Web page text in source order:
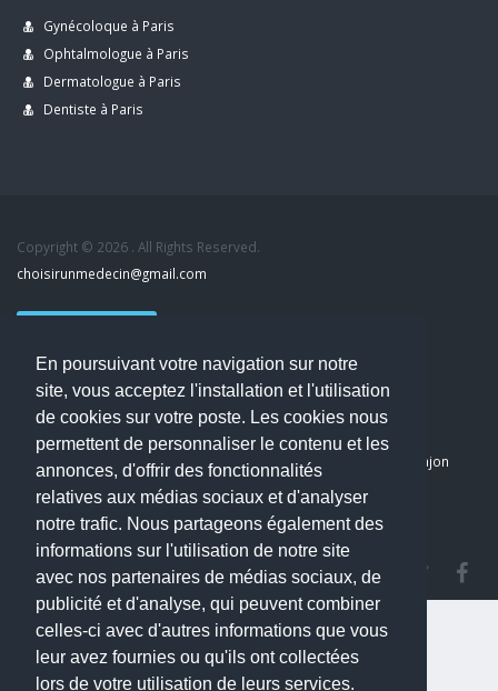
En poursuivant votre navigation sur notre
site, vous acceptez l'installation et l'utilisation
de cookies sur votre poste. Les cookies nous
permettent de personnaliser le contenu et les
annonces, d'offrir des fonctionnalités
relatives aux médias sociaux et d'analyser
notre trafic. Nous partageons également des
informations sur l'utilisation de notre site
avec nos partenaires de médias sociaux, de
publicité et d'analyse, qui peuvent combiner
celles-ci avec d'autres informations que vous
leur avez fournies ou qu'ils ont collectées
lors de votre utilisation de leurs services.
Gynécoloque à Paris
Ophtalmologue à Paris
Dermatologue à Paris
Dentiste à Paris
Copyright © 2026 . All Rights Reserved.
choisirunmedecin@gmail.com
Accueil
Blog
Mon compte
Dernier avis : PASCAL DELCAMPE, Chirurgien maxillo-faciale à Arpajon
Mentions légales
Politique de confidentialité